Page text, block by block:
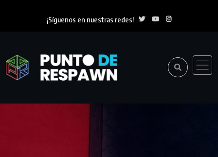
¡Síguenos en nuestras redes!